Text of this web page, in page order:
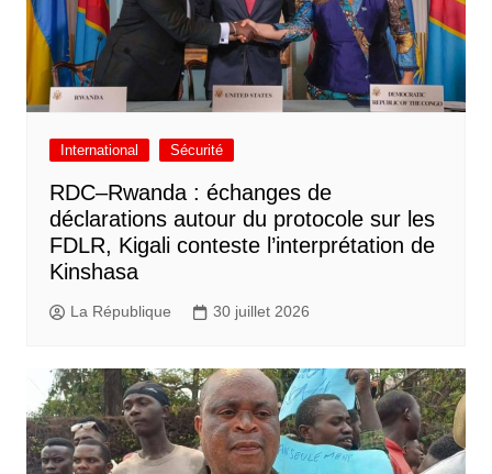
International Sécurité
RDC–Rwanda : échanges de
déclarations autour du protocole sur les
FDLR, Kigali conteste l’interprétation de
Kinshasa
La République 30 juillet 2026